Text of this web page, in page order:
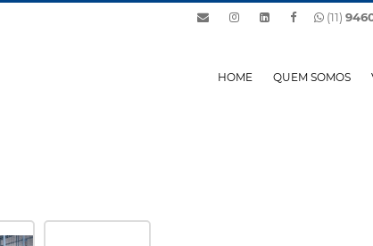
(11)
HOME QUEM SOMOS